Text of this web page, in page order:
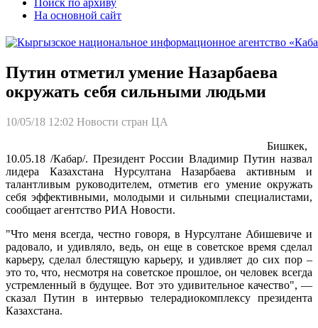
Поиск по архиву
На основной сайт
Путин отметил умение Назарбаева
окружать себя сильными людьми
10/05/18 12:02 Новости стран ЦА
Бишкек,
10.05.18 /Кабар/. Президент России Владимир Путин назвал
лидера Казахстана Нурсултана Назарбаева активным и
талантливым руководителем, отметив его умение окружать
себя эффективными, молодыми и сильными специалистами,
сообщает агентство РИА Новости.
"Что меня всегда, честно говоря, в Нурсултане Абишевиче и
радовало, и удивляло, ведь, он еще в советское время сделал
карьеру, сделал блестящую карьеру, и удивляет до сих пор –
это то, что, несмотря на советское прошлое, он человек всегда
устремленный в будущее. Вот это удивительное качество", —
сказал Путин в интервью телерадиокомплексу президента
Казахстана.